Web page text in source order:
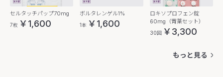
セルタッチパップ70mg
7枚 ￥1,600
ボルタレンゲル1%
1本 ￥1,600
ロキソプロフェン錠
60mg（胃薬セット）
30回 ￥3,300
もっと見る